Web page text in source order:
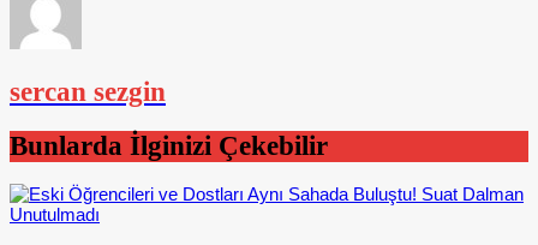
sercan sezgin
Bunlarda İlginizi Çekebilir